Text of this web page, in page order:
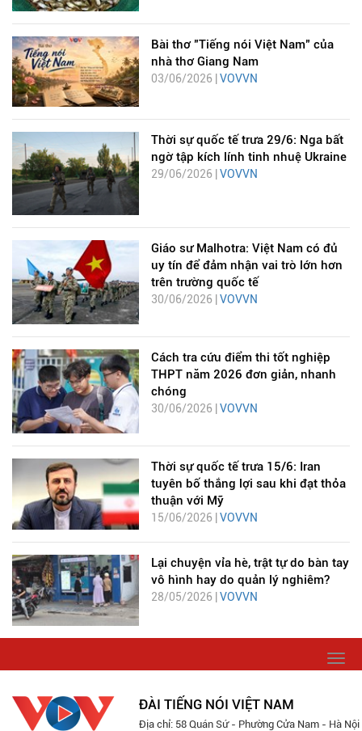
Bài thơ "Tiếng nói Việt Nam" của
nhà thơ Giang Nam
03/06/2026 |VOVVN
Thời sự quốc tế trưa 29/6: Nga bất
ngờ tập kích lính tinh nhuệ Ukraine
29/06/2026 | VOVVN
Giáo sư Malhotra: Việt Nam có đủ
uy tín để đảm nhận vai trò lớn hơn
trên trường quốc tế
30/06/2026 |VOVVN
Cách tra cứu điểm thi tốt nghiệp
THPT năm 2026 đơn giản, nhanh
chóng
30/06/2026 | VOVVN
Thời sự quốc tế trưa 15/6: Iran
tuyên bố thắng lợi sau khi đạt thỏa
thuận với Mỹ
15/06/2026 | VOVVN
Lại chuyện vỉa hè, trật tự do bàn tay
vô hình hay do quản lý nghiêm?
28/05/2026 | VOVVN
ĐÀI TIẾNG NÓI VIỆT NAM
Địa chỉ: 58 Quán Sứ - Phường Cửa Nam - Hà Nội